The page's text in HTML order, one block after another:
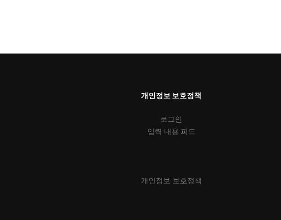
개인정보 보호정책
로그인
입력 내용 피드
개인정보 보호정책